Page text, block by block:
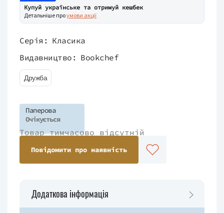
Купуй українське та отримуй кешбек
Детальніше проумови акції
Серія: Класика
Видавництво: Bookchef
Дружба
Паперова
Очікується
Товар тимчасово відсутній
Повідомити про наявність
Додаткова інформація